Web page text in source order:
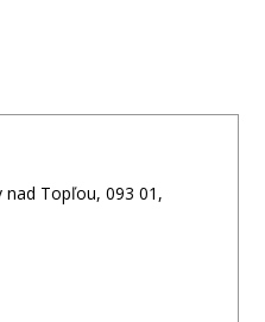
nad Topľou, 093 01,